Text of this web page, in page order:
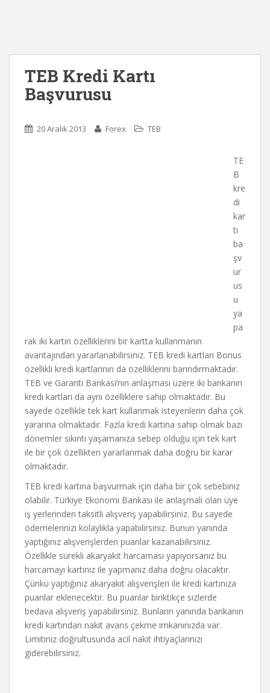
TEB Kredi Kartı
Başvurusu
20 Aralık 2013 Forex TEB
TE
B
kre
di
kar
tı
ba
şv
ur
us
u
ya
pa
rak iki kartın özelliklerini bir kartta kullanmanın
avantajından yararlanabilirsiniz. TEB kredi kartları Bonus
özellikli kredi kartlarının da özelliklerini barındırmaktadır.
TEB ve Garanti Bankası’nın anlaşması üzere iki bankanın
kredi kartları da aynı özelliklere sahip olmaktadır. Bu
sayede özellikle tek kart kullanmak isteyenlerin daha çok
yararına olmaktadır. Fazla kredi kartına sahip olmak bazı
dönemler sıkıntı yaşamanıza sebep olduğu için tek kart
ile bir çok özellikten yararlanmak daha doğru bir karar
olmaktadır.
TEB kredi kartına başvurmak için daha bir çok sebebiniz
olabilir. Türkiye Ekonomi Bankası ile anlaşmalı olan üye
iş yerlerinden taksitli alışveriş yapabilirsiniz. Bu sayede
ödemelerinizi kolaylıkla yapabilirsiniz. Bunun yanında
yaptığınız alışverişlerden puanlar kazanabilirsiniz.
Özellikle sürekli akaryakıt harcaması yapıyorsanız bu
harcamayı kartınız ile yapmanız daha doğru olacaktır.
Çünkü yaptığınız akaryakıt alışverişleri ile kredi kartınıza
puanlar eklenecektir. Bu puanlar biriktikçe sizlerde
bedava alışveriş yapabilirsiniz. Bunların yanında bankanın
kredi kartından nakit avans çekme imkanınızda var.
Limitiniz doğrultusunda acil nakit ihtiyaçlarınızı
giderebilirsiniz.